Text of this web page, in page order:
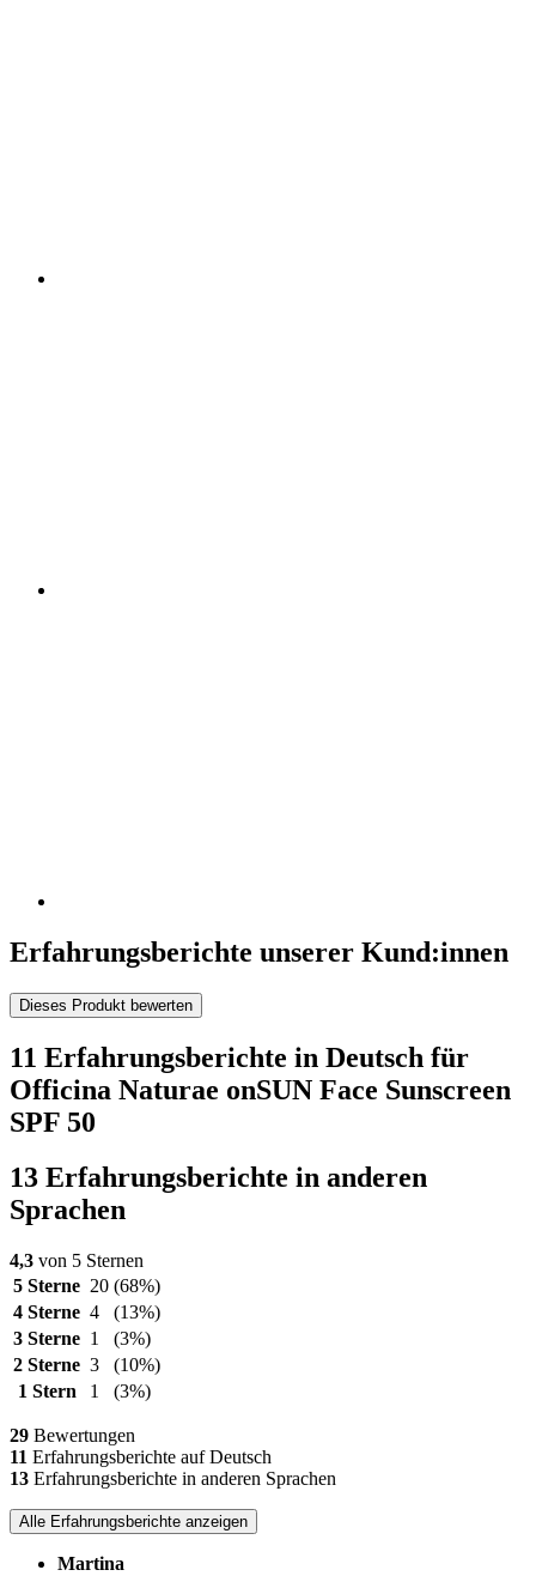
Erfahrungsberichte unserer Kund:innen
Dieses Produkt bewerten
11 Erfahrungsberichte in Deutsch für
Officina Naturae onSUN Face Sunscreen
SPF 50
13 Erfahrungsberichte in anderen
Sprachen
4,3 von 5 Sternen
5 Sterne 20 (68%)
4 Sterne 4
(13%)
3 Sterne 1
(3%)
2 Sterne 3
(10%)
1 Stern
1 (3%)
29 Bewertungen
11 Erfahrungsberichte auf Deutsch
13 Erfahrungsberichte in anderen Sprachen
Alle Erfahrungsberichte anzeigen
Martina